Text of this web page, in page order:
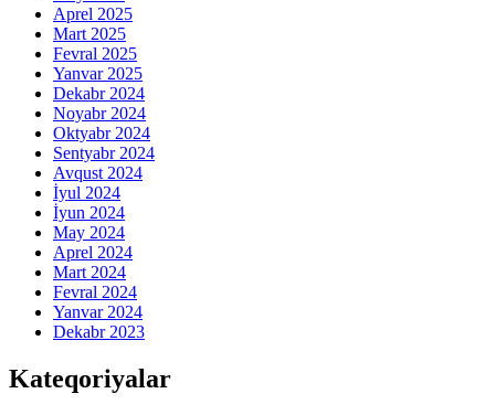
Aprel 2025
Mart 2025
Fevral 2025
Yanvar 2025
Dekabr 2024
Noyabr 2024
Oktyabr 2024
Sentyabr 2024
Avqust 2024
İyul 2024
İyun 2024
May 2024
Aprel 2024
Mart 2024
Fevral 2024
Yanvar 2024
Dekabr 2023
Kateqoriyalar